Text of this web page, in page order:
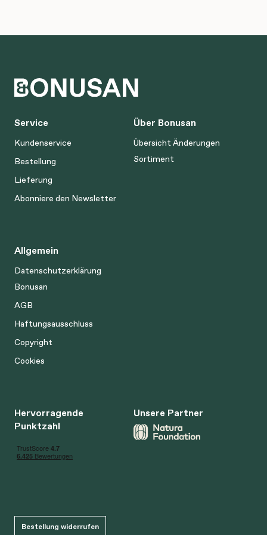
Service
Kundenservice
Bestellung
Lieferung
Abonniere den Newsletter
Über Bonusan
Übersicht Änderungen
Sortiment
Allgemein
Datenschutzerklärung
Bonusan
AGB
Haftungsausschluss
Copyright
Cookies
Hervorragende
Punktzahl
Unsere Partner
Bestellung widerrufen